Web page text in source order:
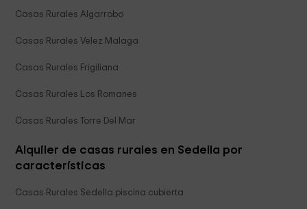
Casas Rurales Algarrobo
Casas Rurales Velez Malaga
Casas Rurales Frigiliana
Casas Rurales Los Romanes
Casas Rurales Torre Del Mar
Alquiler de casas rurales en Sedella por
características
Casas Rurales Sedella piscina cubierta